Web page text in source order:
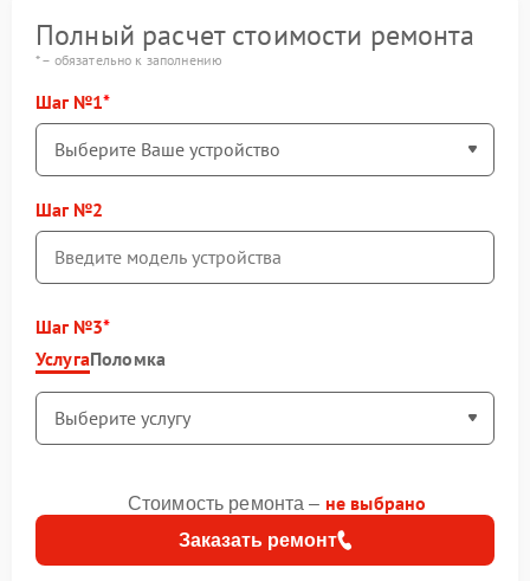
Полный расчет стоимости ремонта
* – обязательно к заполнению
Шаг №1
Шаг №2
Шаг №3
УслугаПоломка
Заказать ремонт
Стоимость ремонта – не выбрано